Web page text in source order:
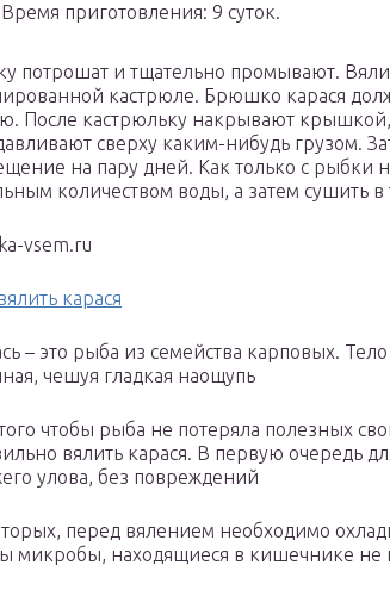
Время приготовления: 9 суток.
потрошат и тщательно промывают.
кастрюле. Брюшко карася
После кастрюльку накрывают
сверху каким-нибудь грузом.
на пару дней. Как только с рыбки
количеством воды, а затем сушить в
vsem.ru
карася
– это рыба из семейства карповых.
чешуя гладкая наощупь
чтобы рыба не потеряла полезных
вялить карася. В первую очередь
улова, без повреждений
перед вялением необходимо
микробы, находящиеся в кишечнике не